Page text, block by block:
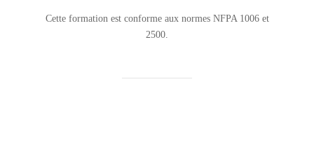
Cette formation est conforme aux normes NFPA 1006 et
2500.